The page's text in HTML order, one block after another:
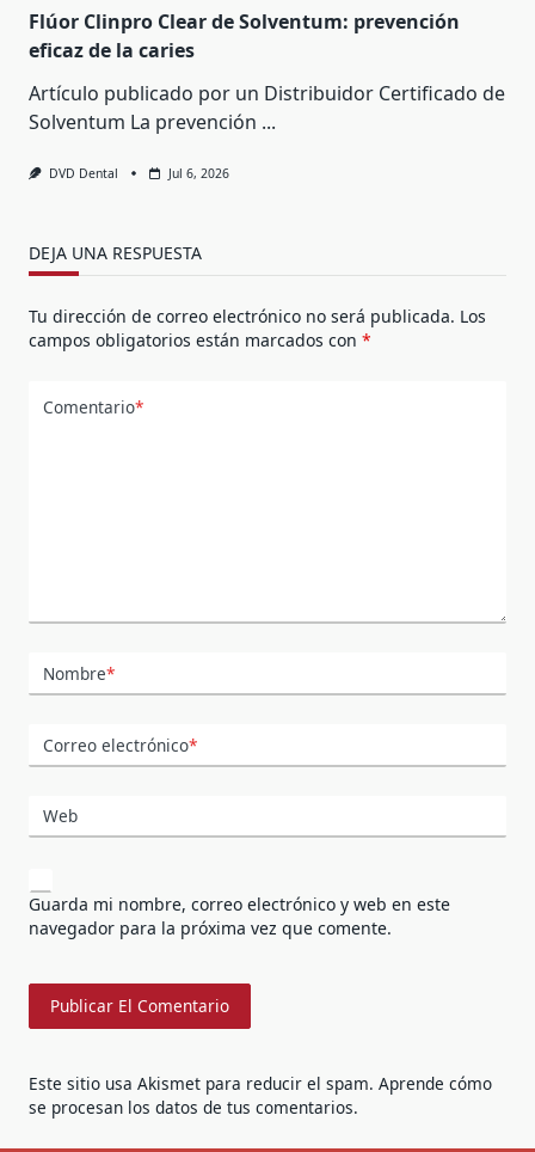
Flúor Clinpro Clear de Solventum: prevención
eficaz de la caries
Artículo publicado por un Distribuidor Certificado de
Solventum La prevención ...
DVD Dental Jul 6, 2026
DEJA UNA RESPUESTA
Tu dirección de correo electrónico no será publicada. Los
campos obligatorios están marcados con *
Comentario*
Nombre*
Correo electrónico*
Web
Guarda mi nombre, correo electrónico y web en este
navegador para la próxima vez que comente.
Este sitio usa Akismet para reducir el spam. Aprende cómo
se procesan los datos de tus comentarios.